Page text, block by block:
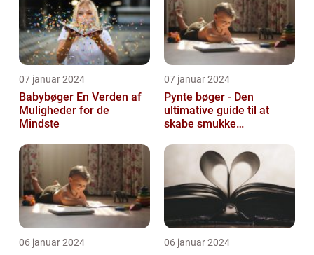
07 januar 2024
Babybøger En Verden af
Muligheder for de
Mindste
07 januar 2024
Pynte bøger - Den
ultimative guide til at
skabe smukke
06 januar 2024 06 januar 2024